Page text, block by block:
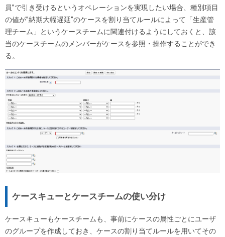
員”で引き受けるというオペレーションを実現したい場合、種別項目
の値が”納期大幅遅延”のケースを割り当てルールによって「生産管
理チーム」というケースチームに関連付けるようにしておくと、該
当のケースチームのメンバーがケースを参照・操作することができ
る。
ケースキューとケースチームの使い分け
ケースキューもケースチームも、事前にケースの属性ごとにユーザ
のグループを作成しておき、ケースの割り当てルールを用いてその